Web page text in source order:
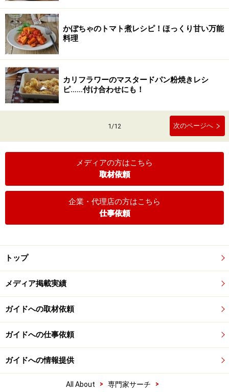
かぼちゃのトマト煮レシピ！ほっくり甘い万能
料理
カリフラワーのマスタードパン粉焼きレシ
ピ……付け合わせにも！
1/12 次のページへ
メディアの方はこちら
取材依頼
企業・代理店の方はこちら
仕事依頼
トップ
メディア掲載実績
ガイドへの取材依頼
ガイドへの仕事依頼
ガイドへの情報提供
All About > 専門家サーチ
>